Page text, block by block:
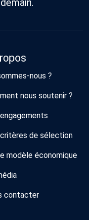
nous ?
nous soutenir ?
de sélection
modèle économique
contacter